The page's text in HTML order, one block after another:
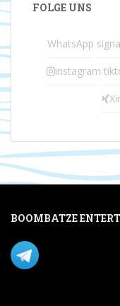
FOLGE UNS
WhatsApp
instagram
BOOMBATZE